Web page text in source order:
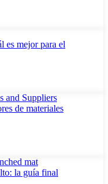
es mejor para el
de materiales
la guía final